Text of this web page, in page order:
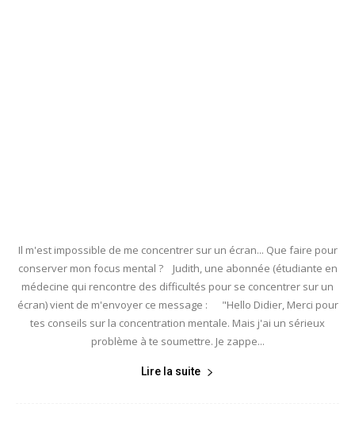
Il m'est impossible de me concentrer sur un écran... Que faire pour
conserver mon focus mental ? Judith, une abonnée (étudiante en
médecine qui rencontre des difficultés pour se concentrer sur un
écran) vient de m'envoyer ce message : "Hello Didier, Merci pour
tes conseils sur la concentration mentale. Mais j'ai un sérieux
problème à te soumettre. Je zappe...
Lire la suite